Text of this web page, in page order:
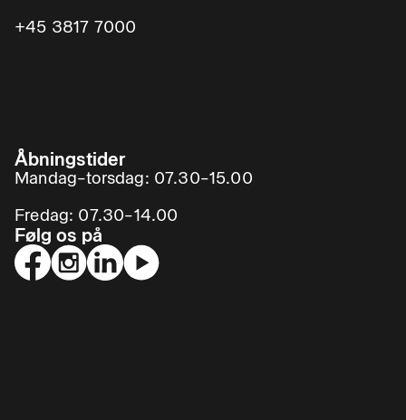
+45 3817 7000
Åbningstider
Mandag–torsdag: 07.30–15.00
Fredag: 07.30–14.00
Følg os på